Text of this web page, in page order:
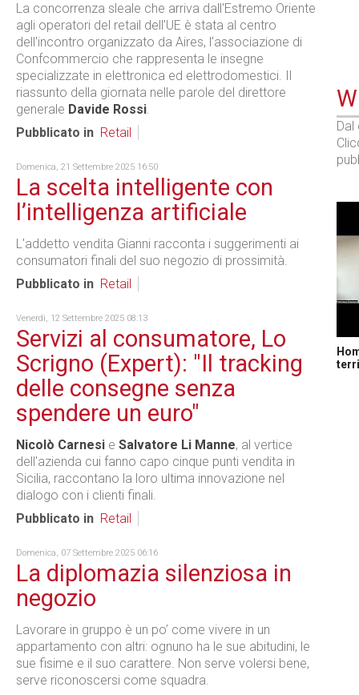
La concorrenza sleale che arriva dall'Estremo Oriente
agli operatori del retail dell'UE è stata al centro
dell'incontro organizzato da Aires, l'associazione di
Confcommercio che rappresenta le insegne
specializzate in elettronica ed elettrodomestici. Il
riassunto della giornata nelle parole del direttore
generale Davide Rossi.
Pubblicato in Retail
Domenica, 21 Settembre 2025 16:50
La scelta intelligente con
l’intelligenza artificiale
L'addetto vendita Gianni racconta i suggerimenti ai
consumatori finali del suo negozio di prossimità.
Pubblicato in Retail
Venerdì, 12 Settembre 2025 08:13
Servizi al consumatore, Lo
Scrigno (Expert): "Il tracking
delle consegne senza
spendere un euro"
Nicolò Carnesi e Salvatore Li Manne, al vertice
dell'azienda cui fanno capo cinque punti vendita in
Sicilia, raccontano la loro ultima innovazione nel
dialogo con i clienti finali.
Pubblicato in Retail
Domenica, 07 Settembre 2025 06:16
La diplomazia silenziosa in
negozio
Lavorare in gruppo è un po’ come vivere in un
appartamento con altri: ognuno ha le sue abitudini, le
sue fisime e il suo carattere. Non serve volersi bene,
serve riconoscersi come squadra.